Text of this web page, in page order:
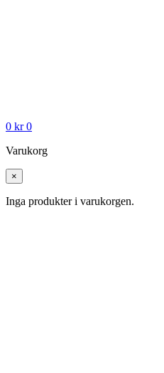
0 kr 0
Varukorg
×
Inga produkter i varukorgen.